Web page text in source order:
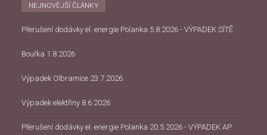
NEJNOVĚJŠÍ ČLÁNKY
Přerušení dodávky el. energie Polanka 5.8.2026 - VÝPADEK SÍTĚ
Bouřka 1.8.2026
Výpadek Olbramice 23.7.2026
Výpadek elektřiny 8.6.2026
Přerušení dodávky el. energie Polanka 20.5.2026 - VÝPADEK AP